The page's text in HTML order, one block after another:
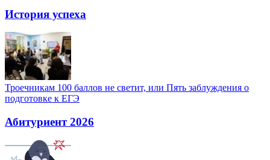
История успеха
Троечникам 100 баллов не светит, или Пять заблуждения о
подготовке к ЕГЭ
Абитуриент 2026